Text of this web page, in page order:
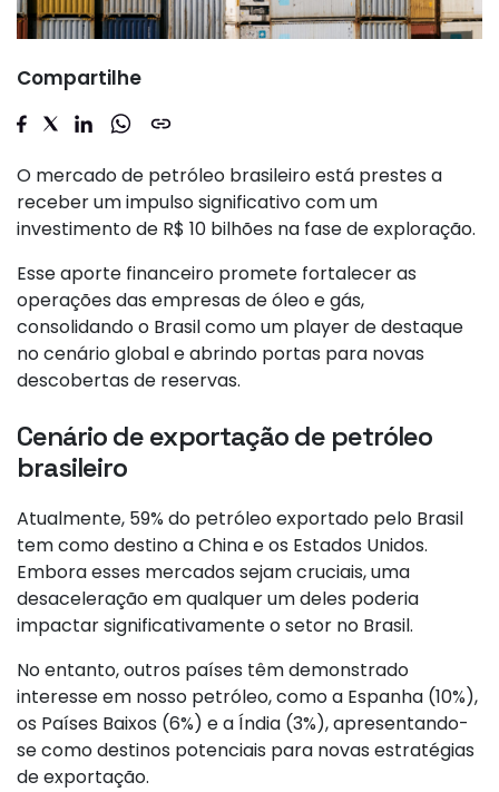
Compartilhe
O mercado de petróleo brasileiro está prestes a
receber um impulso significativo com um
investimento de R$ 10 bilhões na fase de exploração.
Esse aporte financeiro promete fortalecer as
operações das empresas de óleo e gás,
consolidando o Brasil como um player de destaque
no cenário global e abrindo portas para novas
descobertas de reservas.
Cenário de exportação de petróleo
brasileiro
Atualmente, 59% do petróleo exportado pelo Brasil
tem como destino a China e os Estados Unidos.
Embora esses mercados sejam cruciais, uma
desaceleração em qualquer um deles poderia
impactar significativamente o setor no Brasil.
No entanto, outros países têm demonstrado
interesse em nosso petróleo, como a Espanha (10%),
os Países Baixos (6%) e a Índia (3%), apresentando-
se como destinos potenciais para novas estratégias
de exportação.